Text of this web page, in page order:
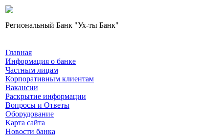
Региональный Банк "Ух-ты Банк"
Главная
Информация о банке
Частным лицам
Корпоративным клиентам
Вакансии
Раскрытие информации
Вопросы и Ответы
Оборудование
Карта сайта
Новости банка